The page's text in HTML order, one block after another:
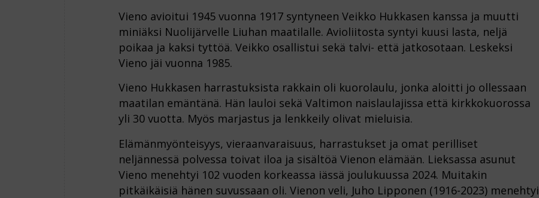
Vieno avioitui 1945 vuonna 1917 syntyneen Veikko Hukkasen kanssa ja muutti
miniäksi Nuolijärvelle Liuhan maatilalle. Avioliitosta syntyi kuusi lasta, neljä
poikaa ja kaksi tyttöä. Veikko osallistui sekä talvi- että jatkosotaan. Leskeksi
Vieno jäi vuonna 1985.
Vieno Hukkasen harrastuksista rakkain oli kuorolaulu, jonka aloitti jo ollessaan
maatilan emäntänä. Hän lauloi sekä Valtimon naislaulajissa että kirkkokuorossa
yli 30 vuotta. Myös marjastus ja lenkkeily olivat mieluisia.
Elämänmyönteisyys, vieraanvaraisuus, harrastukset ja omat perilliset
neljännessä polvessa toivat iloa ja sisältöä Vienon elämään. Lieksassa asunut
Vieno menehtyi 102 vuoden korkeassa iässä joulukuussa 2024. Muitakin
pitkäikäisiä hänen suvussaan oli. Vienon veli, Juho Lipponen (1916-2023) menehtyi